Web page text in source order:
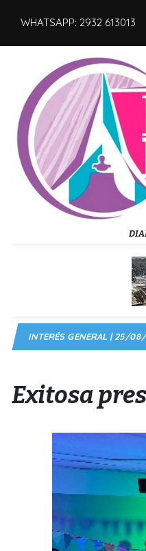
WHATSAPP: 2932 613013
INTERÉS GENERAL | 25/
Exitosa